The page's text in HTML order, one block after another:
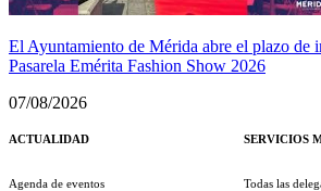
El Ayuntamiento de Mérida abre el plazo de
Pasarela Emérita Fashion Show 2026
07/08/2026
ACTUALIDAD
Agenda de eventos
SERVICIOS
Todas las